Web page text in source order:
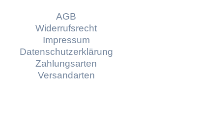
AGB
Widerrufsrecht
Impressum
Datenschutzerklärung
Zahlungsarten
Versandarten